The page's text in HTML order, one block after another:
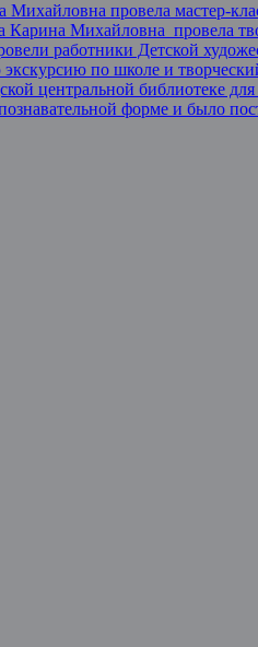
Михайловна провела мастер-
Михайловна провела
работники Детской
по школе и
центральной библиотеке
форме и было